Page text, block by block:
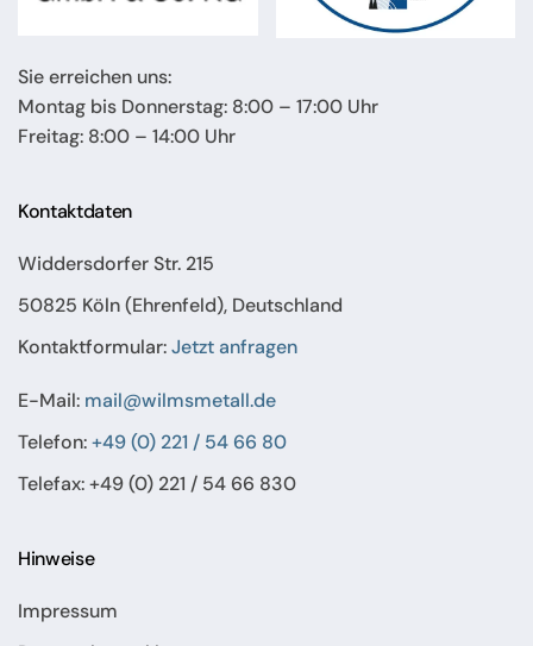
Sie erreichen uns:
Montag bis Donnerstag: 8:00 – 17:00 Uhr
Freitag: 8:00 – 14:00 Uhr
Kontaktdaten
Widdersdorfer Str. 215
50825 Köln (Ehrenfeld), Deutschland
Kontaktformular:Jetzt anfragen
E-Mail: mail@wilmsmetall.de
Telefon:+49 (0) 221 / 54 66 80
Telefax: +49 (0) 221 / 54 66 830
Hinweise
Impressum